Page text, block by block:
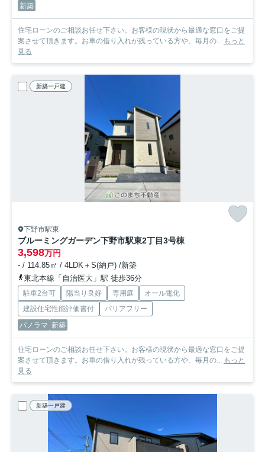
新築
住宅ローンのご相談お任せ下さい。お客様の現状から最適な窓口をご提
案させて頂きます。お車の借り入れが残っている方や、毎月の... もっと
見る
新築一戸建
下野市駅東
ブルーミングガーデン下野市駅東2丁目3号棟
3,598万円
- / 114.85㎡ / 4LDK＋S(納戸) /新築
東北本線「自治医大」駅 徒歩36分
駐車2台可 陽当り良好 専用庭
オール電化
建設住宅性能評価書付
バリアフリー
パノラマ 新築
住宅ローンのご相談お任せ下さい。お客様の現状から最適な窓口をご提
案させて頂きます。お車の借り入れが残っている方や、毎月の... もっと
見る
新築一戸建